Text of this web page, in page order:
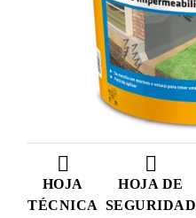
HOJA
TÉCNICA
HOJA DE
SEGURIDAD